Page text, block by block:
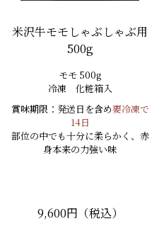
米沢牛モモしゃぶしゃぶ用
500g
モモ 500g
冷凍 化粧箱入
賞味期限：発送日を含め要冷凍で
14日
部位の中でも十分に柔らかく、赤
身本来の力強い味
9,600円（税込）